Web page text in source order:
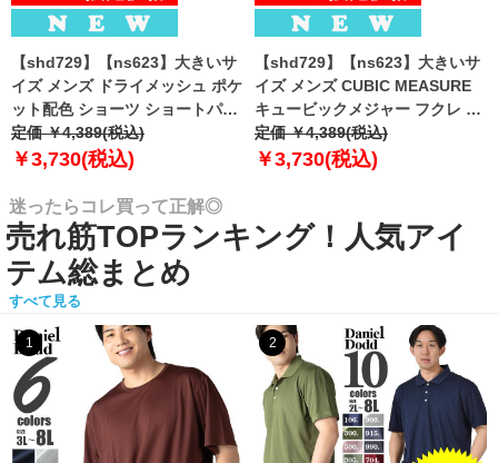
【shd729】【ns623】大きいサ
イズ メンズ ドライメッシュ ポケ
ット配色 ショーツ ショートパン
ツ ハーフパンツ 春夏新作
302252az 【fre】
定価 ￥4,389(税込)
￥3,730(税込)
【shd729】【ns623】大きいサ
イズ メンズ CUBIC MEASURE
キュービックメジャー フクレ エ
ンボス 迷彩柄 ショーツ ショート
パンツ ハーフパンツ 春夏新作
定価 ￥4,389(税込)
￥3,730(税込)
迷ったらコレ買って正解◎
売れ筋TOPランキング！人気アイ
テム総まとめ
すべて見る
1 2